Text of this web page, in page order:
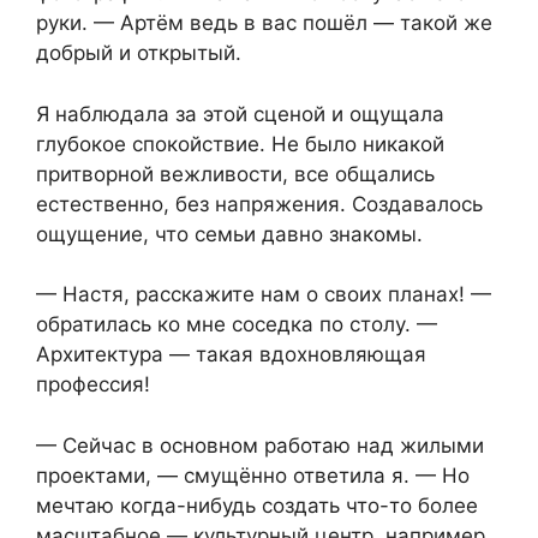
руки. — Артём ведь в вас пошёл — такой же
добрый и открытый.
Я наблюдала за этой сценой и ощущала
глубокое спокойствие. Не было никакой
притворной вежливости, все общались
естественно, без напряжения. Создавалось
ощущение, что семьи давно знакомы.
— Настя, расскажите нам о своих планах! —
обратилась ко мне соседка по столу. —
Архитектура — такая вдохновляющая
профессия!
— Сейчас в основном работаю над жилыми
проектами, — смущённо ответила я. — Но
мечтаю когда-нибудь создать что-то более